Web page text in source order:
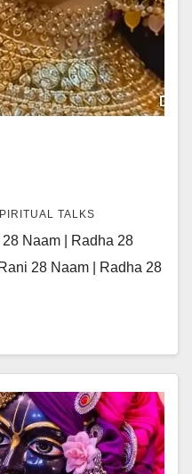
TALKS
28 Naam | Radha 28
Rani 28 Naam | Radha 28